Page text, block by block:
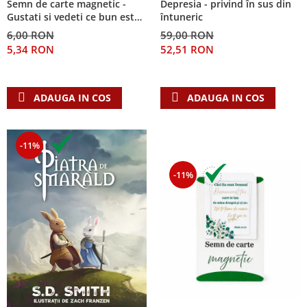
Despre afaceri
Dezvoltare personala
Leadership
Mediu
Semn de carte magnetic -
Gustati si vedeti ce bun este
Domnul!
6,00 RON
5,34 RON
ADAUGA IN COS
Depresia - privind în sus din
întuneric
59,00 RON
52,51 RON
ADAUGA IN COS
-11%
-11%